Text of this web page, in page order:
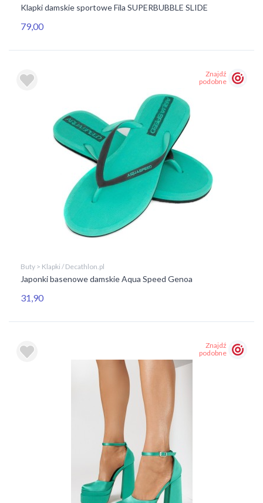
Klapki damskie sportowe Fila SUPERBUBBLE SLIDE
79,00
Znajdź
podobne
Buty > Klapki / Decathlon.pl
Japonki basenowe damskie Aqua Speed Genoa
31,90
Znajdź
podobne